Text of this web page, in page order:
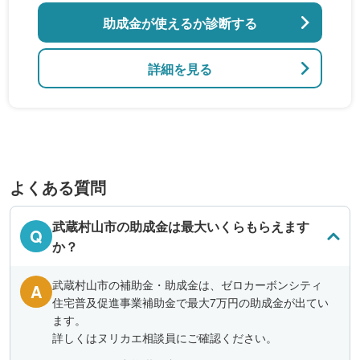
詳細を見る
助成金が使えるか診断する
よくある質問
Q 武蔵村山市の助成金は最大いくらもらえます
か？
A
武蔵村山市の補助金・助成金は、ゼロカーボンシティ
住宅普及促進事業補助金で最大7万円の助成金が出てい
ます。
詳しくはヌリカエ相談員にご確認ください。